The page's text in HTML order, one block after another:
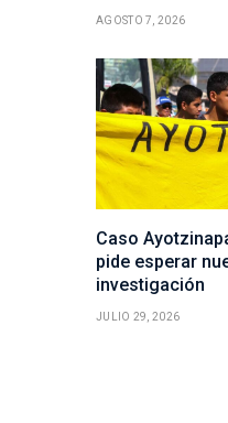
AGOSTO 7, 2026
Caso
pide esperar
investigación
JULIO 29, 2026